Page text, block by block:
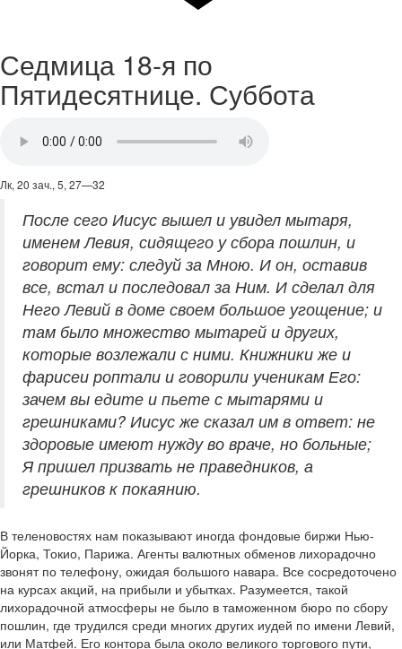
Седмица 18-я по
Пятидесятнице. Суббота
Лк, 20 зач., 5, 27—32
После сего Иисус вышел и увидел мытаря,
именем Левия, сидящего у сбора пошлин, и
говорит ему: следуй за Мною. И он, оставив
все, встал и последовал за Ним. И сделал для
Него Левий в доме своем большое угощение; и
там было множество мытарей и других,
которые возлежали с ними. Книжники же и
фарисеи роптали и говорили ученикам Его:
зачем вы едите и пьете с мытарями и
грешниками? Иисус же сказал им в ответ: не
здоровые имеют нужду во враче, но больные;
Я пришел призвать не праведников, а
грешников к покаянию.
В теленовостях нам показывают иногда фондовые биржи Нью-
Йорка, Токио, Парижа. Агенты валютных обменов лихорадочно
звонят по телефону, ожидая большого навара. Все сосредоточено
на курсах акций, на прибыли и убытках. Разумеется, такой
лихорадочной атмосферы не было в таможенном бюро по сбору
пошлин, где трудился среди многих других иудей по имени Левий,
или Матфей. Его контора была около великого торгового пути,